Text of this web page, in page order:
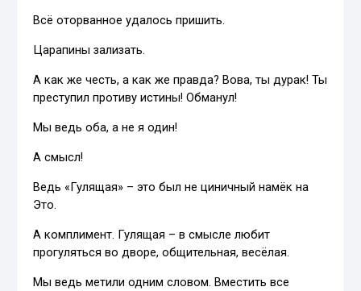
Всё оторванное удалось пришить.
Царапины зализать.
А как же честь, а как же правда? Вова, ты дурак! Ты
преступил противу истины! Обманул!
Мы ведь оба, а не я один!
А смысл!
Ведь «Гулящая» – это был не циничный намёк на
Это.
А комплимент. Гулящая – в смысле любит
прогуляться во дворе, общительная, весёлая.
Мы ведь метили одним словом. Вместить все